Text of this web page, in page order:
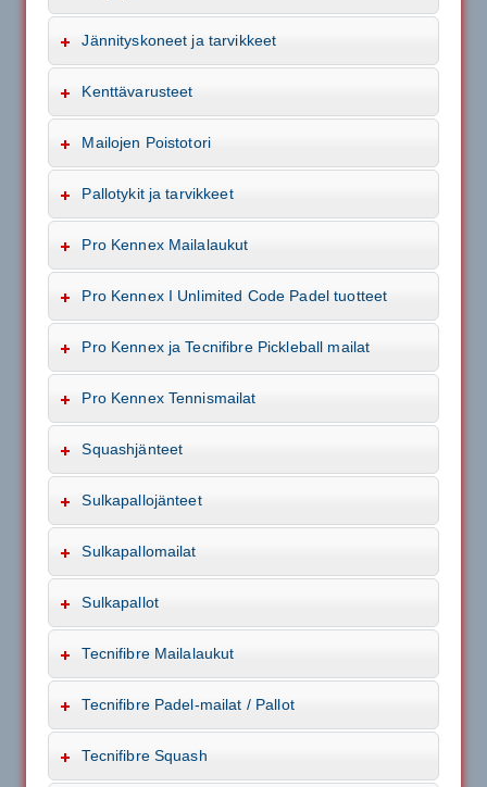
Jännityskoneet ja tarvikkeet
Kenttävarusteet
Mailojen Poistotori
Pallotykit ja tarvikkeet
Pro Kennex Mailalaukut
Pro Kennex I Unlimited Code Padel tuotteet
Pro Kennex ja Tecnifibre Pickleball mailat
Pro Kennex Tennismailat
Squashjänteet
Sulkapallojänteet
Sulkapallomailat
Sulkapallot
Tecnifibre Mailalaukut
Tecnifibre Padel-mailat / Pallot
Tecnifibre Squash